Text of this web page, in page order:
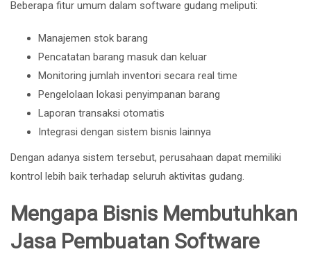
Beberapa fitur umum dalam software gudang meliputi:
Manajemen stok barang
Pencatatan barang masuk dan keluar
Monitoring jumlah inventori secara real time
Pengelolaan lokasi penyimpanan barang
Laporan transaksi otomatis
Integrasi dengan sistem bisnis lainnya
Dengan adanya sistem tersebut, perusahaan dapat memiliki
kontrol lebih baik terhadap seluruh aktivitas gudang.
Mengapa Bisnis Membutuhkan
Jasa Pembuatan Software